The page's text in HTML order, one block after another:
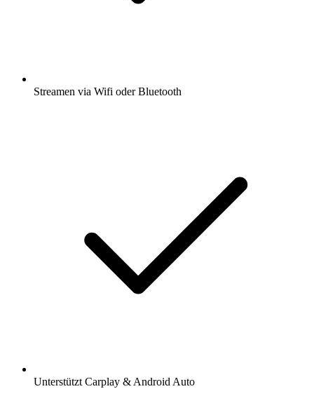
Streamen via Wifi oder Bluetooth
Unterstützt Carplay & Android Auto